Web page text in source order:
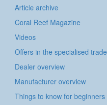
Article archive
Coral Reef Magazine
Videos
Offers in the specialised trade
Dealer overview
Manufacturer overview
Things to know for beginners